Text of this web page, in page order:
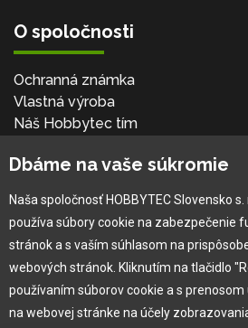
O spoločnosti
Ochranná známka
Vlastná výroba
Náš Hobbytec tím
Naša história
Pre zákazníka
Garancia najlepšej ceny
Užívateľský manuál
Dbáme na vaše súkromie
Naša spoločnosť HOBBYTEC Slovensko s.
používa súbory cookie na zabezpečenie
stránok a s vaším súhlasom na
webových stránok. Kliknutím na tlačidlo
používaním súborov cookie a s
na webovej stránke na účely